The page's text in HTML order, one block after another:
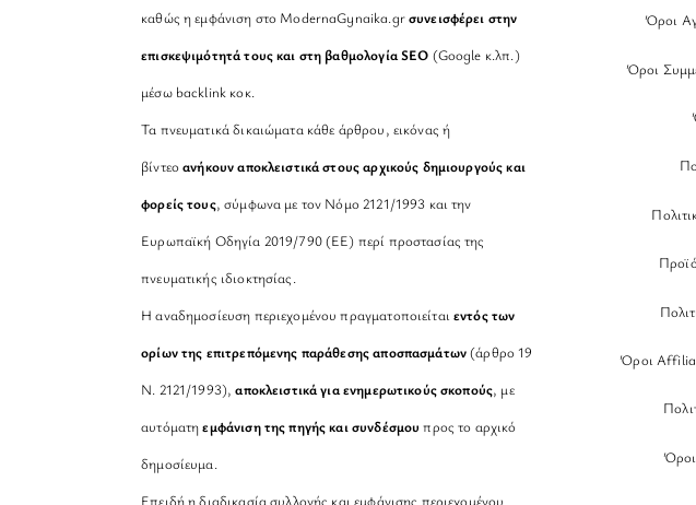
καθώς η εμφάνιση στο ModernaGynaika.grσυνεισφέρει στην
επισκεψιμότητά τους και στη βαθμολογία SEO (Google κ.λπ.)
μέσω backlink κοκ.
Τα πνευματικά δικαιώματα κάθε άρθρου, εικόνας ή
βίντεοανήκουν αποκλειστικά στους αρχικούς δημιουργούς και
φορείς τους, σύμφωνα με τον Νόμο 2121/1993 και την
Ευρωπαϊκή Οδηγία 2019/790 (ΕΕ) περί προστασίας της
πνευματικής ιδιοκτησίας.
Η αναδημοσίευση περιεχομένου πραγματοποιείταιεντός των
ορίων της επιτρεπόμενης παράθεσης αποσπασμάτων(άρθρο 19
Ν. 2121/1993), αποκλειστικά για ενημερωτικούς σκοπούς, με
αυτόματηεμφάνιση της πηγής και συνδέσμου προς το αρχικό
δημοσίευμα.
Επειδή η διαδικασία συλλογής και εμφάνισης περιεχομένου
Όροι
Όροι
Όροι